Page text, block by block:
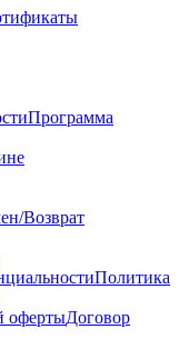
Программа
Возврат
Политика
Договор